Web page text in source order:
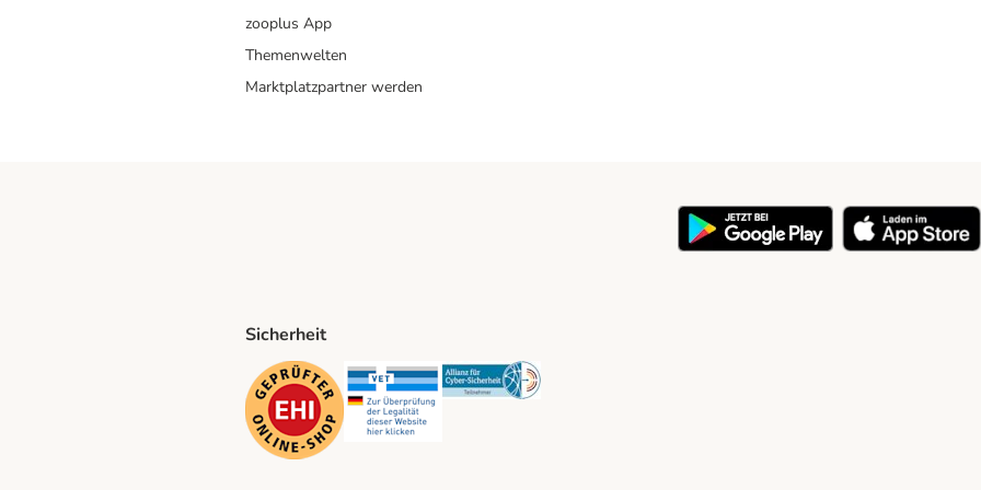
zooplus App
Themenwelten
Marktplatzpartner werden
Method
Sicherheit
Security Security Security